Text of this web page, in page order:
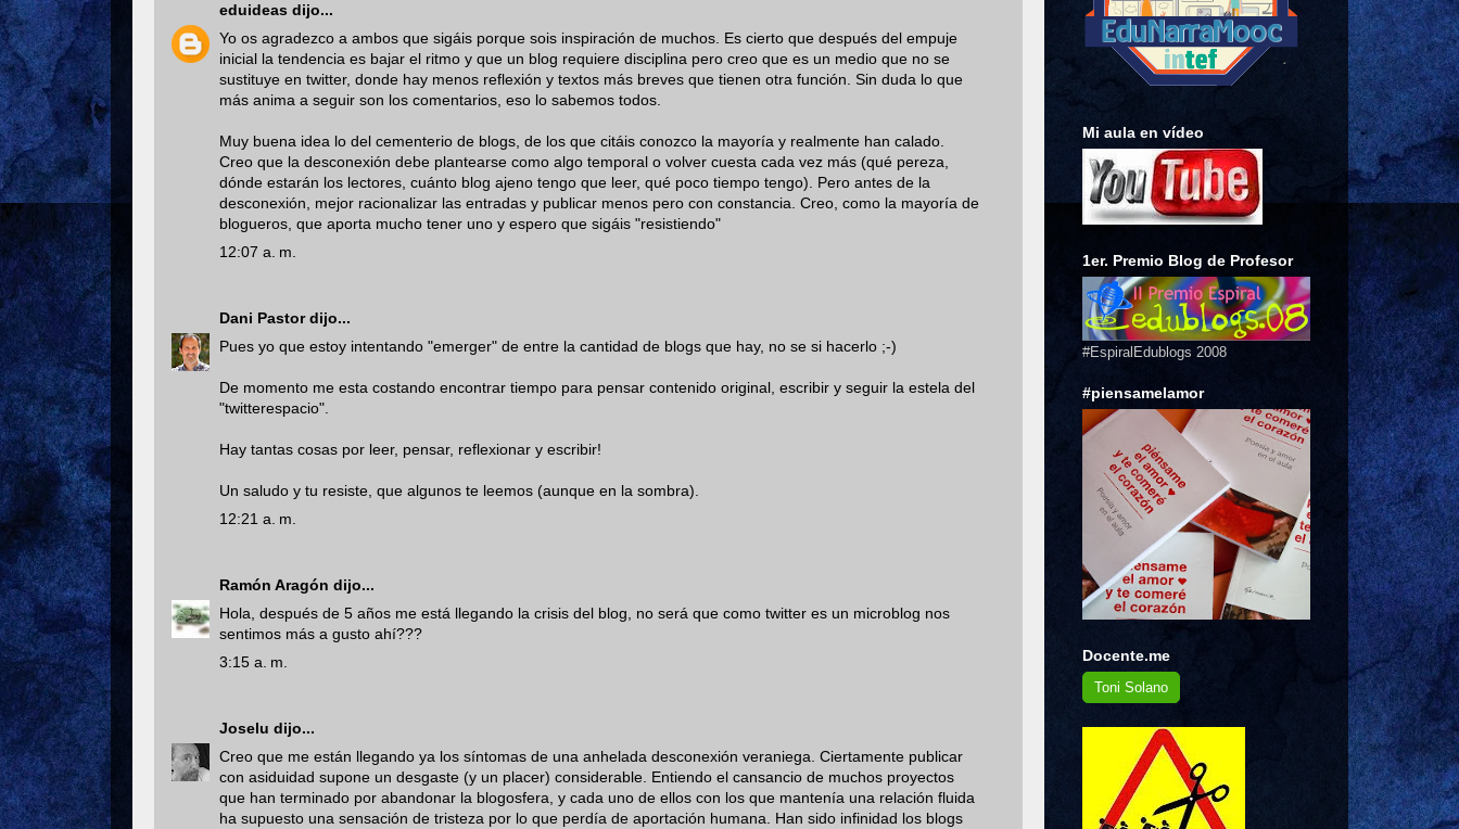
eduideas dijo...
Yo os agradezco a ambos que sigáis porque sois inspiración de muchos. Es cierto que después del empuje
inicial la tendencia es bajar el ritmo y que un blog requiere disciplina pero creo que es un medio que no se
sustituye en twitter, donde hay menos reflexión y textos más breves que tienen otra función. Sin duda lo que
más anima a seguir son los comentarios, eso lo sabemos todos.
Muy buena idea lo del cementerio de blogs, de los que citáis conozco la mayoría y realmente han calado.
Creo que la desconexión debe plantearse como algo temporal o volver cuesta cada vez más (qué pereza,
dónde estarán los lectores, cuánto blog ajeno tengo que leer, qué poco tiempo tengo). Pero antes de la
desconexión, mejor racionalizar las entradas y publicar menos pero con constancia. Creo, como la mayoría de
blogueros, que aporta mucho tener uno y espero que sigáis "resistiendo"
12:07 a. m.
Dani Pastordijo...
Pues yo que estoy intentando "emerger" de entre la cantidad de blogs que hay, no se si hacerlo ;-)
De momento me esta costando encontrar tiempo para pensar contenido original, escribir y seguir la estela del
"twitterespacio".
Hay tantas cosas por leer, pensar, reflexionar y escribir!
Un saludo y tu resiste, que algunos te leemos (aunque en la sombra).
12:21 a. m.
Ramón Aragón dijo...
Hola, después de 5 años me está llegando la crisis del blog, no será que como twitter es un microblog nos
sentimos más a gusto ahí???
3:15 a. m.
Joselu dijo...
Creo que me están llegando ya los síntomas de una anhelada desconexión veraniega. Ciertamente publicar
con asiduidad supone un desgaste (y un placer) considerable. Entiendo el cansancio de muchos proyectos
que han terminado por abandonar la blogosfera, y cada uno de ellos con los que mantenía una relación fluida
ha supuesto una sensación de tristeza por lo que perdía de aportación humana. Han sido infinidad los blogs
Mi aula en vídeo
1er. Premio Blog de Profesor
#EspiralEdublogs 2008
#piensamelamor
Docente.me
Toni Solano